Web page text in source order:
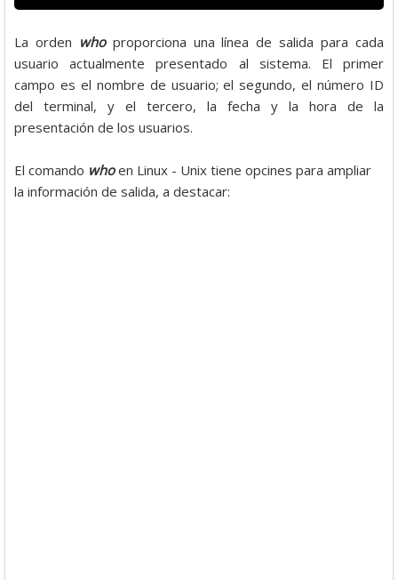
La orden whoproporciona una línea de salida para cada
usuario actualmente presentado al sistema. El primer
campo es el nombre de usuario; el segundo, el número ID
del terminal, y el tercero, la fecha y la hora de la
presentación de los usuarios.
El comando whoen Linux - Unix tiene opcines para ampliar
la información de salida, a destacar: